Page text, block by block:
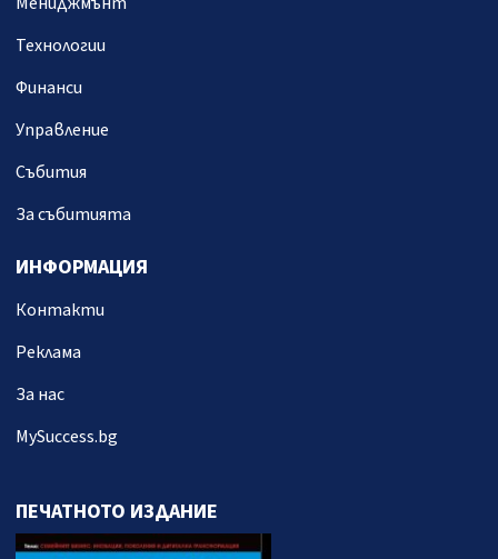
Технологии
Финанси
Управление
Събития
За събитията
ИНФОРМАЦИЯ
Контакти
Реклама
За нас
MySuccess.bg
ПЕЧАТНОТО ИЗДАНИЕ